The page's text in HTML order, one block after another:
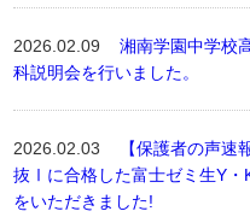
2026.02.09湘南学園中学校
科説明会を行いました。
2026.02.03
【保護者の声
抜Ⅰに合格した富士ゼミ生Y・
をいただきました!